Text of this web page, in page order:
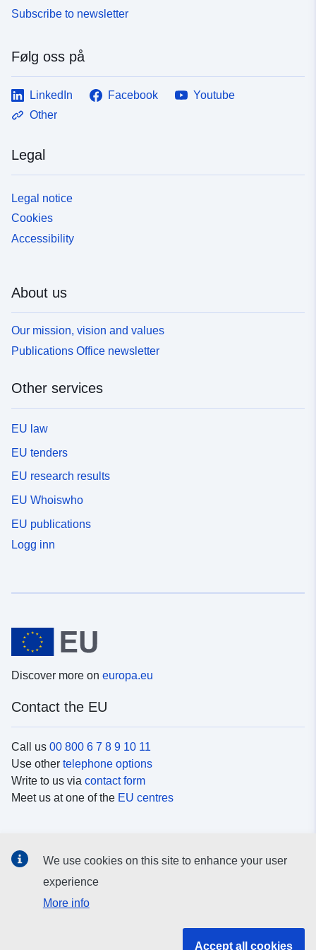
Subscribe to newsletter
Følg oss på
LinkedIn Facebook
Youtube
Other
Legal
Legal notice
Cookies
Accessibility
About us
Our mission, vision and values
Publications Office newsletter
Other services
EU law
EU tenders
EU research results
EU Whoiswho
EU publications
Logg inn
Discover more on europa.eu
Contact the EU
Call us 00 800 6 7 8 9 10 11
Use other telephone options
Write to us via contact form
Meet us at one of the EU centres
Search for EUsocial media channels
We use cookies on this site to enhance your user
experience
More info
Accept all cookies